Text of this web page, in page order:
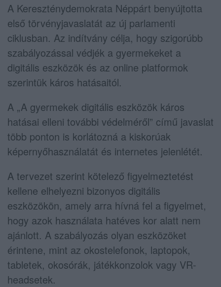
A Kereszténydemokrata Néppárt benyújtotta
első törvényjavaslatát az új parlamenti
ciklusban. Az indítvány célja, hogy szigorúbb
szabályozással védjék a gyermekeket a
digitális eszközök és az online platformok
szerintük káros hatásaitól.
A „A gyermekek digitális eszközök káros
hatásai elleni további védelméről” című javaslat
több ponton is korlátozná a kiskorúak
képernyőhasználatát és internetes jelenlétét.
A tervezet szerint kötelező figyelmeztetést
kellene elhelyezni bizonyos digitális
eszközökön, amely arra hívná fel a figyelmet,
hogy azok használata hatéves kor alatt nem
ajánlott. A szabályozás olyan eszközöket
érintene, mint az okostelefonok, laptopok,
tabletek, okosórák, játékkonzolok vagy VR-
headsetek.